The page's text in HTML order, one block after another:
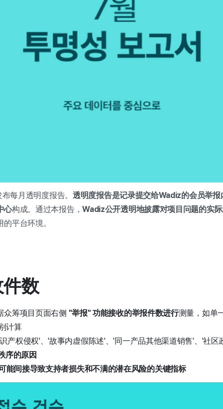
每月透明度报告。 透明度报告是记录提交给Wadiz的会员举
心构成。通过本报告，Wadiz公开透明地披露对项目问题的实
平台环境。
件数
众筹项目页面右侧 "举报" 功能接收的举报件数进行测量，如单
计算
产权侵权'、'故事内虚假陈述'、'同一产品其他渠道销售'、'社区
序的原因
能间接导致支持者损失和不满的潜在风险的关键指标